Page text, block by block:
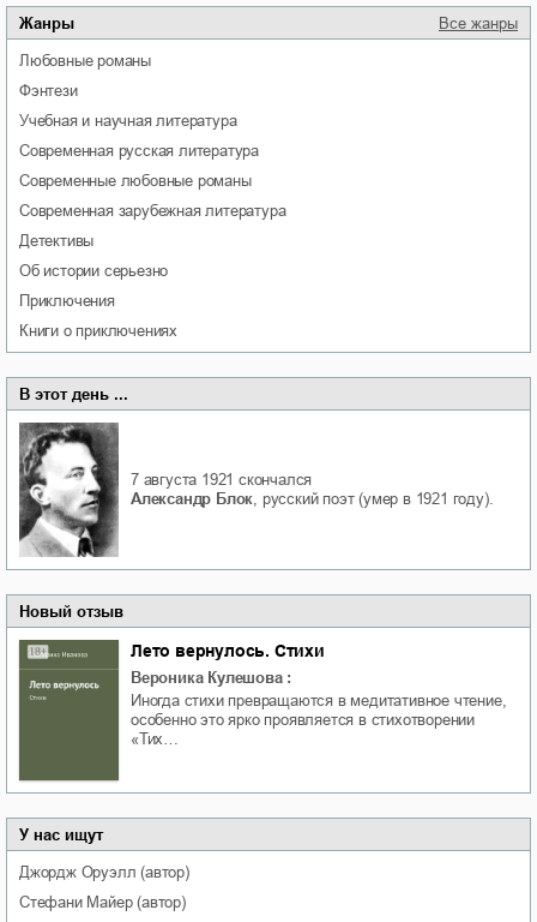
Жанры Все жанры
любовные романы
фэнтези
учебная и научная литература
современная русская литература
современные любовные романы
современная зарубежная литература
детективы
об истории серьезно
приключения
книги о приключениях
В этот день ...
7 августа 1921 скончался
Александр Блок, русский поэт (умер в 1921 году).
Новый отзыв
Лето вернулось. Стихи
Вероника Кулешова :
Иногда стихи превращаются в медитативное чтение,
особенно это ярко проявляется в стихотворении
«Тих…
У нас ищут
Джордж Оруэлл (автор)
Стефани Майер(автор)